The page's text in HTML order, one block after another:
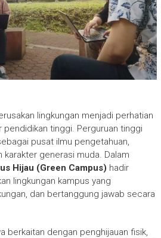
lingkungan menjadi perhatian
tinggi. Perguruan tinggi
pusat ilmu pengetahuan,
karakter generasi muda. Dalam
Hijau (Green Campus) hadir
lingkungan kampus yang
dan bertanggung jawab secara
berkaitan dengan penghijauan fisik,